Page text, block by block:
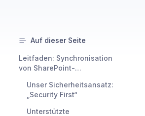
Auf dieser Seite
Leitfaden: Synchronisation
von SharePoint-
Unser Sicherheitsansatz:
„Security First“
Unterstützte